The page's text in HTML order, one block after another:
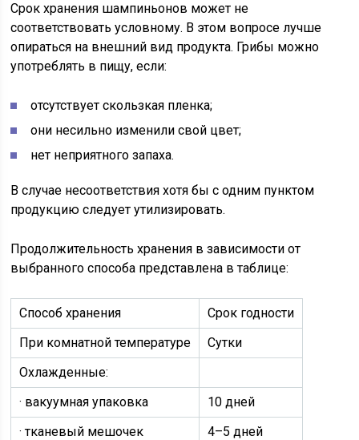
Срок хранения шампиньонов может не
соответствовать условному. В этом вопросе лучше
опираться на внешний вид продукта. Грибы можно
употреблять в пищу, если:
отсутствует скользкая пленка;
они несильно изменили свой цвет;
нет неприятного запаха.
В случае несоответствия хотя бы с одним пунктом
продукцию следует утилизировать.
Продолжительность хранения в зависимости от
выбранного способа представлена в таблице:
Способ хранения
Срок годности
При комнатной температуре
Сутки
Охлажденные:
· вакуумная упаковка
10 дней
· тканевый мешочек
4–5 дней